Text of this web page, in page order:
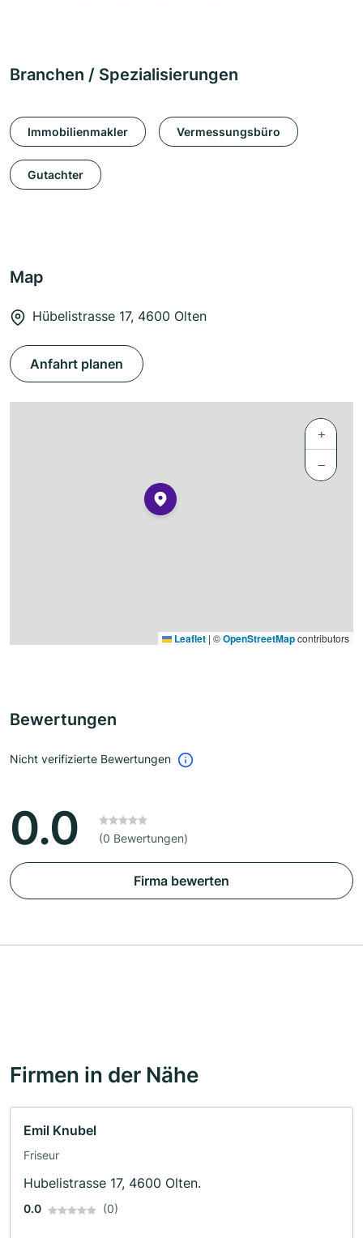
Branchen / Spezialisierungen
Immobilienmakler Vermessungsbüro
Gutachter
Map
Hübelistrasse 17, 4600 Olten
Anfahrt planen
+
−
Leaflet | ©OpenStreetMapcontributors
Bewertungen
Nicht verifizierte Bewertungen
0.0 (0 Bewertungen)
Firma bewerten
Firmen in der Nähe
Emil Knubel
Friseur
Hubelistrasse 17, 4600 Olten.
0.0 (0)